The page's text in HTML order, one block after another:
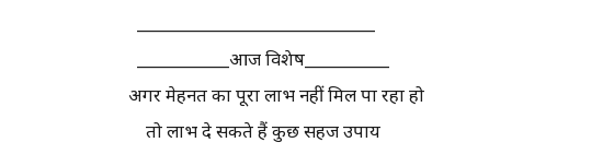
____________आज विशेष___________
अगर मेहनत का पूरा लाभ नहीं मिल पा रहा हो
तो लाभ दे सकते हैं कुछ सहज उपाय